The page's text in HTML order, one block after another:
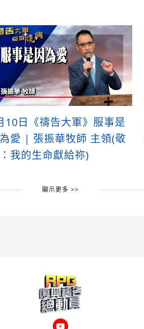
10日《禱告大軍》服事是
愛 | 張振華牧師 主領(敬
我的生命獻給祢)
顯示更多 >>